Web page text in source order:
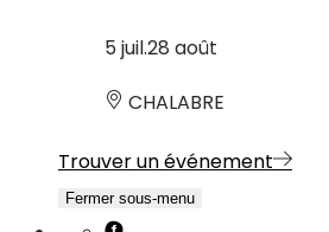
5 juil.28 août
CHALABRE
Trouver un événement
Fermer sous-menu